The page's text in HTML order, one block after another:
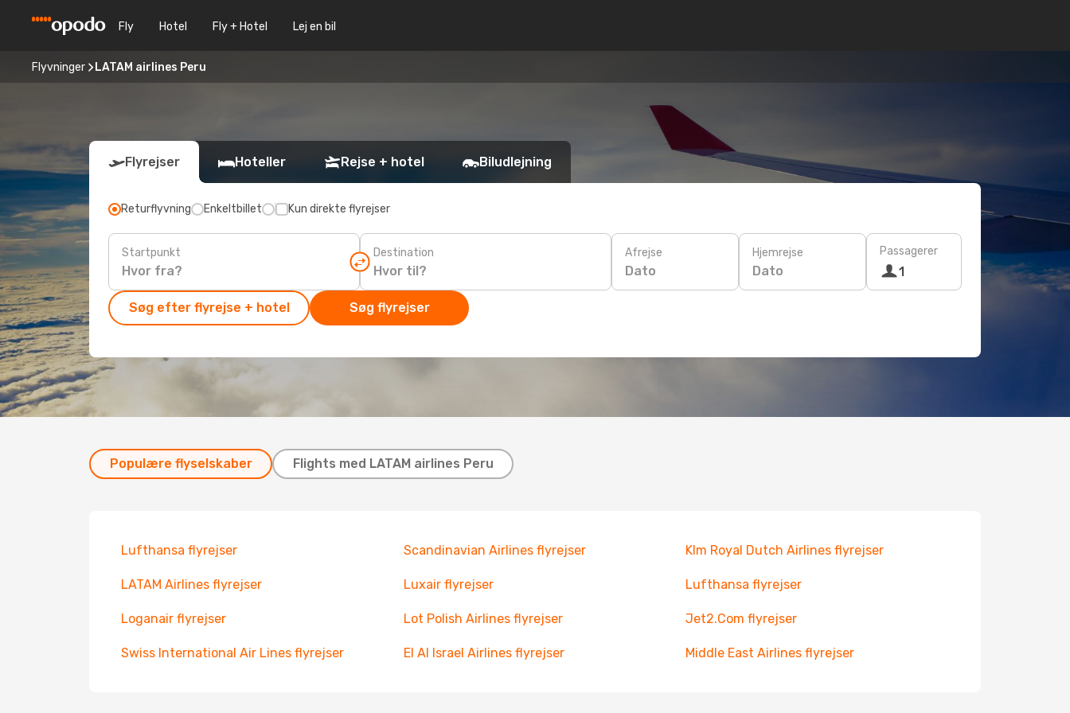
Fly Hotel Fly + Hotel Lej en bil
Flyvninger LATAM airlines Peru
Flyrejser Hoteller Rejse + hotel Biludlejning
Returflyvning Enkeltbillet Kun direkte flyrejser
Startpunkt Destination Afrejse
Dato
Hjemrejse
Dato
Passagerer
1
Søg efter flyrejse + hotel Søg flyrejser
Populære flyselskaber Flights med LATAM airlines Peru
Lufthansa flyrejser Scandinavian Airlines flyrejser Klm Royal Dutch Airlines flyrejser
LATAM Airlines flyrejser Luxair flyrejser Lufthansa flyrejser
Loganair flyrejser Lot Polish Airlines flyrejser Jet2.Com flyrejser
Swiss International Air Lines flyrejser El Al Israel Airlines flyrejser Middle East Airlines flyrejser